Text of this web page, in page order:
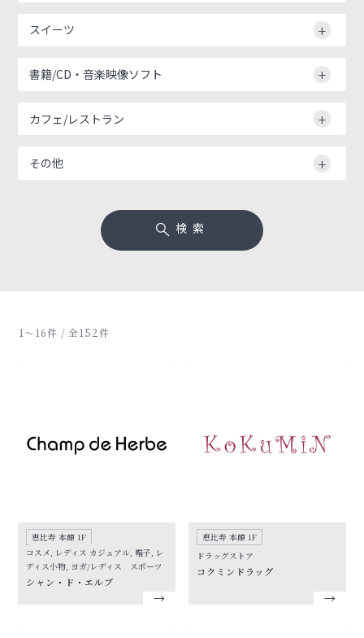
スイーツ
書籍/CD・音楽映像ソフト
カフェ/レストラン
その他
検索
1〜16件 / 全152件
恵比寿 本館 1F
コスメ, レディス カジュアル, 帽子, レ
ディス小物, ヨガ/レディス スポーツ
シャン・ド・エルブ
恵比寿 本館 1F
ドラッグストア
コクミンドラッグ